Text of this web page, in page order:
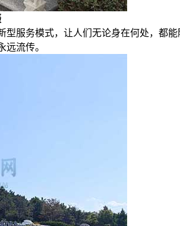
服务模式，让人们无论身在何处，都
流传。